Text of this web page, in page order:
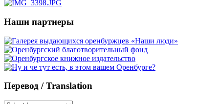
Наши партнеры
Перевод / Translation